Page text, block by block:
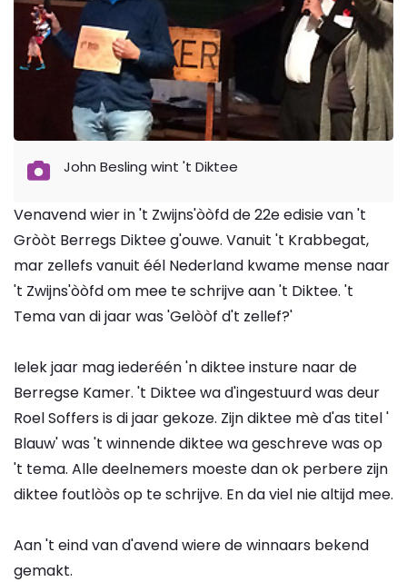
John Besling wint 't Diktee
Venavend wier in 't Zwijns'òòfd de 22e edisie van 't
Gròòt Berregs Diktee g'ouwe. Vanuit 't Krabbegat,
mar zellefs vanuit éél Nederland kwame mense naar
't Zwijns'òòfd om mee te schrijve aan 't Diktee. 't
Tema van di jaar was 'Gelòòf d't zellef?'
Ielek jaar mag iederéén 'n diktee insture naar de
Berregse Kamer. 't Diktee wa d'ingestuurd was deur
Roel Soffers is di jaar gekoze. Zijn diktee mè d'as titel '
Blauw' was 't winnende diktee wa geschreve was op
't tema. Alle deelnemers moeste dan ok perbere zijn
diktee foutlòòs op te schrijve. En da viel nie altijd mee.
Aan 't eind van d'avend wiere de winnaars bekend
gemakt.